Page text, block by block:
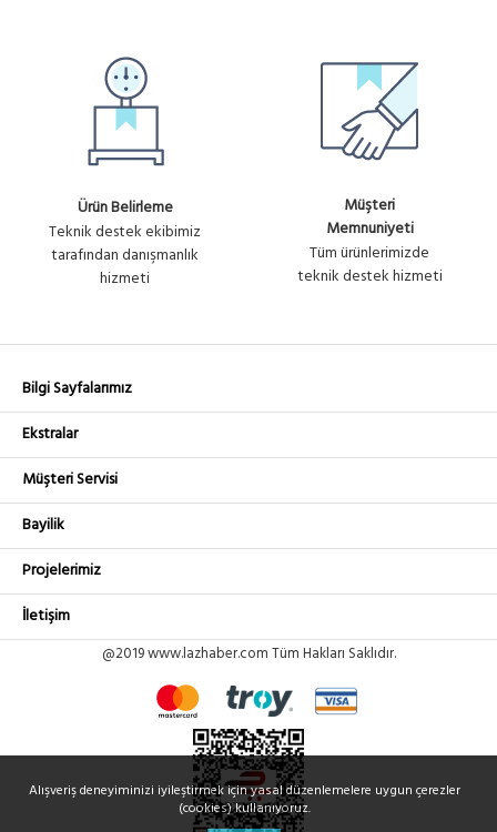
Ürün Belirleme
Teknik destek ekibimiz
tarafından danışmanlık
hizmeti
Müşteri
Memnuniyeti
Tüm ürünlerimizde
teknik destek hizmeti
Bilgi Sayfalarımız
Ekstralar
Müşteri Servisi
Bayilik
Projelerimiz
İletişim
@2019 www.lazhaber.com Tüm Hakları Saklıdır.
Alışveriş deneyiminizi iyileştirmek için yasal düzenlemelere uygun çerezler
(cookies) kullanıyoruz.